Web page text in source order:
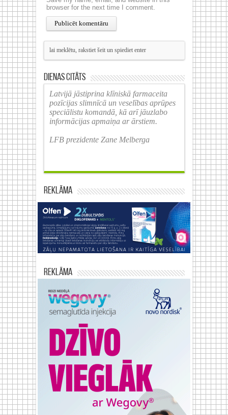
browser for the next time I comment.
Dienas citāts
Latvijā jāstiprina klīniskā farmaceita
pozīcijas slimnīcā un veselības aprūpes
speciālistu komandā, kā arī jāuzlabo
informācijas apmaiņa ar ārstiem.
LFB prezidente Zane Melberga
Reklāma
Reklāma